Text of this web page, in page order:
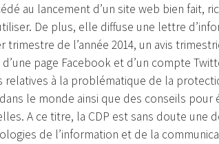
au lancement d’un site web bien fait,
De plus, elle diffuse une lettre
trimestre de l’année 2014, un avis
d’une page Facebook et d’un compte
relatives à la problématique de la
le monde ainsi que des conseils pour
A ce titre, la CDP est sans doute une
de l’information et de la